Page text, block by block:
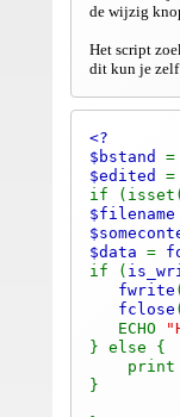
de wijzig
Het script
dit kun je zelf
<?
$bstand =
$edited =
if (isset(
$filename
$data =
if (
fwrite (
fclose (
ECHO
} else {
print
}